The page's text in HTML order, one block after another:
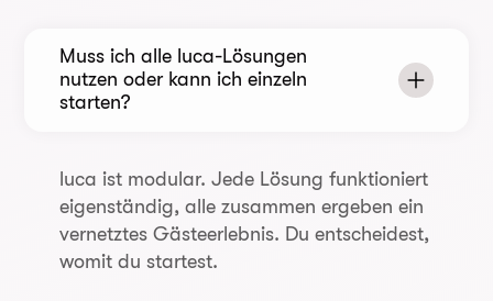
Muss ich alle luca-Lösungen
nutzen oder kann ich einzeln
starten?
luca ist modular. Jede Lösung funktioniert
eigenständig, alle zusammen ergeben ein
vernetztes Gästeerlebnis. Du entscheidest,
womit du startest.